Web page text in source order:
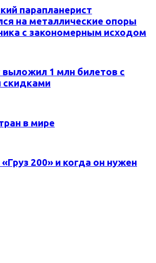
парапланерист
на металлические опоры
с закономерным исходом
1 млн билетов с
в мире
200» и когда он нужен